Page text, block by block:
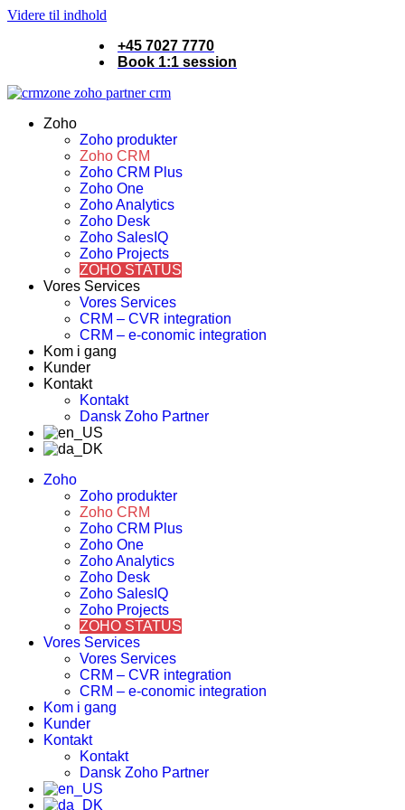
Videre til indhold
+45 7027 7770
Book 1:1 session
Zoho
Zoho produkter
Zoho CRM
Zoho CRM Plus
Zoho One
Zoho Analytics
Zoho Desk
Zoho SalesIQ
Zoho Projects
ZOHO STATUS
Vores Services
Vores Services
CRM – CVR integration
CRM – e-conomic integration
Kom i gang
Kunder
Kontakt
Kontakt
Dansk Zoho Partner
Zoho
Zoho produkter
Zoho CRM
Zoho CRM Plus
Zoho One
Zoho Analytics
Zoho Desk
Zoho SalesIQ
Zoho Projects
ZOHO STATUS
Vores Services
Vores Services
CRM – CVR integration
CRM – e-conomic integration
Kom i gang
Kunder
Kontakt
Kontakt
Dansk Zoho Partner